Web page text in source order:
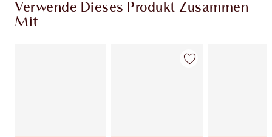
Verwende Dieses Produkt Zusammen
Mit